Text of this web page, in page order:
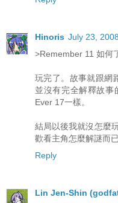
Hinoris July 23,
>Remember 11 如何
玩完了。故事就跟網
並沒有完全解釋故事
Ever 17一樣。
結局以後我就沒怎麼
歡看主角怎麼解謎而
Reply
Lin Jen-Shin